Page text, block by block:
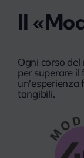
Il
Ogni corso
per superare
un'esperienza
tangibili.